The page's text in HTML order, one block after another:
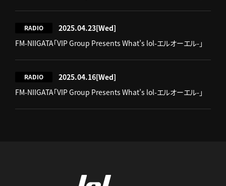
RADIO 2025.04.23[Wed]
FM-NIIGATA「VIP Group Presents What’s lol-エルオーエル-」
RADIO 2025.04.16[Wed]
FM-NIIGATA「VIP Group Presents What’s lol-エルオーエル-」